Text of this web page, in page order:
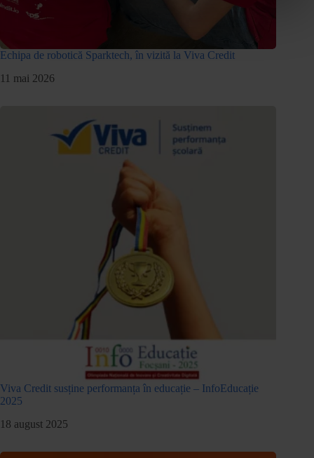
Echipa de robotică Sparktech, în vizită la Viva Credit
11 mai 2026
Viva Credit susține performanța în educație – InfoEducație
2025
18 august 2025